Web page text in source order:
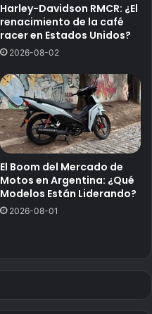
Harley-Davidson RMCR: ¿El
renacimiento de la café
racer en Estados Unidos?
2026-08-02
El Boom del Mercado de
Motos en Argentina: ¿Qué
Modelos Están Liderando?
2026-08-01